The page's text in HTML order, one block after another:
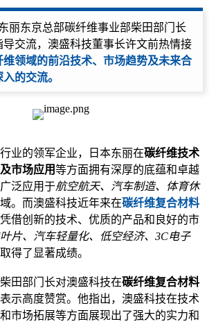
丽东京总部碳纤维事业部柴田部门长
导交流，澳盛科技董事长许文前热情接
维领域的前沿技术、市场趋势及未来合
的交流。
业的领军企业，日本东丽在碳纤维技术
市场应用等方面拥有深厚的底蕴和卓越
泛应用于航空航天、汽车制造、体育休
。而澳盛科技近年来在碳纤维复合材料
借创新的技术、优质的产品和良好的市
片、汽车轻量化、低空经济、3C电子
得了显著成绩。
田部门长对澳盛科技在碳纤维复合材料
示高度赞赏。他指出，澳盛科技在技术
市场拓展等方面展现出了强大的实力和